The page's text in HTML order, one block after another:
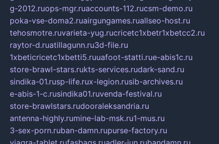
g-2012.ruops-mgr.ruaccounts-112.rucsm-demo.ru
poka-vse-doma2.ruairgungames.ruallseo-host.ru
tehosmotre.ruvarieta-yug.rucricetc1xbetr1xbetcc2.ru
raytor-d.ruatillagunn.ru3d-file.ru
1xbeticricetc1xbetti5.ruuafoot-statti.rue-abis1c.ru
store-brawl-stars.rukts-services.rudark-sand.ru
sindika-01.rusp-life.rux-legion.rusib-archives.ru
e-abis-1-c.rusindika01.ruvenda-festival.ru
store-brawlstars.rudooraleksandria.ru
antenna-highly.rumine-lab-msk.ru1-mus.ru
3-sex-porn.ruban-damn.rupurse-factory.ru